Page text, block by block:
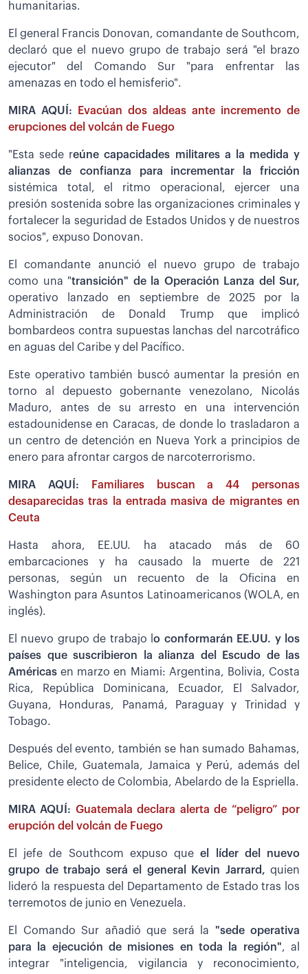
humanitarias.
El general Francis Donovan, comandante de Southcom,
declaró que el nuevo grupo de trabajo será "el brazo
ejecutor" del Comando Sur "para enfrentar las
amenazas en todo el hemisferio".
MIRA AQUÍ:
Evacúan dos aldeas ante incremento de
erupciones del volcán de Fuego
"Esta sede reúne capacidades militares a la medida y
alianzas de confianza para incrementar la fricción
sistémica total, el ritmo operacional, ejercer una
presión sostenida sobre las organizaciones criminales y
fortalecer la seguridad de Estados Unidos y de nuestros
socios", expuso Donovan.
El comandante anunció el nuevo grupo de trabajo
como una "transición" de la Operación Lanza del Sur,
operativo lanzado en septiembre de 2025 por la
Administración de Donald Trump que implicó
bombardeos contra supuestas lanchas del narcotráfico
en aguas del Caribe y del Pacífico.
Este operativo también buscó aumentar la presión en
torno al depuesto gobernante venezolano, Nicolás
Maduro, antes de su arresto en una intervención
estadounidense en Caracas, de donde lo trasladaron a
un centro de detención en Nueva York a principios de
enero para afrontar cargos de narcoterrorismo.
MIRA AQUÍ:
Familiares buscan a 44 personas
desaparecidas tras la entrada masiva de migrantes en
Ceuta
Hasta ahora, EE.UU. ha atacado más de 60
embarcaciones y ha causado la muerte de 221
personas, según un recuento de la Oficina en
Washington para Asuntos Latinoamericanos (WOLA, en
inglés).
El nuevo grupo de trabajo lo conformarán EE.UU. y los
países que suscribieron la alianza del Escudo de las
Américas en marzo en Miami: Argentina, Bolivia, Costa
Rica, República Dominicana, Ecuador, El Salvador,
Guyana, Honduras, Panamá, Paraguay y Trinidad y
Tobago.
Después del evento, también se han sumado Bahamas,
Belice, Chile, Guatemala, Jamaica y Perú, además del
presidente electo de Colombia, Abelardo de la Espriella.
MIRA AQUÍ: Guatemala declara alerta de “peligro” por
erupción del volcán de Fuego
El jefe de Southcom expuso queel líder del nuevo
grupo de trabajo será el general Kevin Jarrard, quien
lideró la respuesta del Departamento de Estado tras los
terremotos de junio en Venezuela.
El Comando Sur añadió que será la "sede operativa
para la ejecución de misiones en toda la región", al
integrar "inteligencia, vigilancia y reconocimiento,